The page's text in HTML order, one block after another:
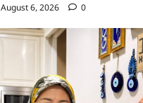
August 6, 2026 0